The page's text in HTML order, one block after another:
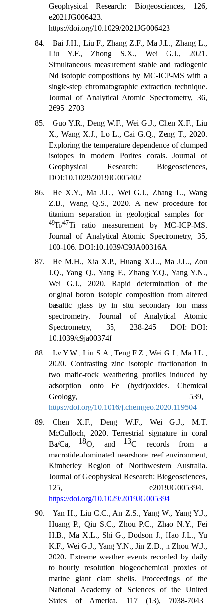
Geophysical Research: Biogeosciences, 126,
e2021JG006423.
https://doi.org/10.1029/2021JG006423
84. Bai J.H., Liu F., Zhang Z.F., Ma J.L., Zhang L.,
Liu Y.F., Zhong S.X., Wei G.J., 2021.
Simultaneous measurement stable and radiogenic
Nd isotopic compositions by MC-ICP-MS with a
single-step chromatographic extraction technique.
Journal of Analytical Atomic Spectrometry, 36,
2695–2703
85. Guo Y.R., Deng W.F., Wei G.J., Chen X.F., Liu
X., Wang X.J., Lo L., Cai G.Q., Zeng T., 2020.
Exploring the temperature dependence of clumped
isotopes in modern Porites corals. Journal of
Geophysical Research: Biogeosciences,
DOI:10.1029/2019JG005402
86. He X.Y., Ma J.L., Wei G.J., Zhang L., Wang
Z.B., Wang Q.S., 2020. A new procedure for
titanium separation in geological samples for
49Ti/47Ti ratio measurement by MC-ICP-MS.
Journal of Analytical Atomic Spectrometry, 35,
100-106. DOI:10.1039/C9JA00316A
87. He M.H., Xia X.P., Huang X.L., Ma J.L., Zou
J.Q., Yang Q., Yang F., Zhang Y.Q., Yang Y.N.,
Wei G.J., 2020. Rapid determination of the
original boron isotopic composition from altered
basaltic glass by in situ secondary ion mass
spectrometry. Journal of Analytical Atomic
Spectrometry, 35, 238-245 DOI: DOI:
10.1039/c9ja00374f
88. Lv Y.W., Liu S.A., Teng F.Z., Wei G.J., Ma J.L.,
2020. Contrasting zinc isotopic fractionation in
two mafic-rock weathering profiles induced by
adsorption onto Fe (hydr)oxides. Chemical
Geology, 539,
https://doi.org/10.1016/j.chemgeo.2020.119504
89. Chen X.F., Deng W.F., Wei G.J., M.T.
McCulloch, 2020. Terrestrial signature in coral
Ba/Ca,
18O, and 13C records from a
macrotide‐dominated nearshore reef environment,
Kimberley Region of Northwestern Australia.
Journal of Geophysical Research: Biogeosciences,
125, e2019JG005394.
https://doi.org/10.1029/2019JG005394
90. Yan H., Liu C.C., An Z.S., Yang W., Yang Y.J.,
Huang P., Qiu S.C., Zhou P.C., Zhao N.Y., Fei
H.B., Ma X.L., Shi G., Dodson J., Hao J.L., Yu
K.F., Wei G.J., Yang Y.N., Jin Z.D., n Zhou W.J.,
2020. Extreme weather events recorded by daily
to hourly resolution biogeochemical proxies of
marine giant clam shells. Proceedings of the
National Academy of Sciences of the United
States of America. 117 (13), 7038-7043